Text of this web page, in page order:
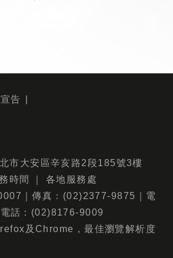
告
市大安區辛亥路2段185號3樓
時間
各地服務處
｜傳真：(02)2377-9875｜電
話：(02)8176-9009
及Chrome，最佳瀏覽解析度